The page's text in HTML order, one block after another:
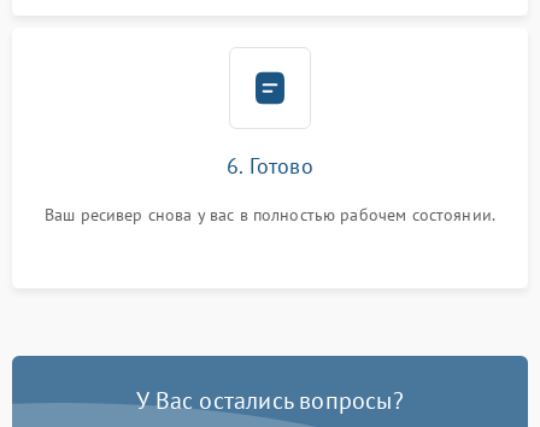
6. Готово
Ваш ресивер снова у вас в полностью рабочем состоянии.
У Вас остались вопросы?